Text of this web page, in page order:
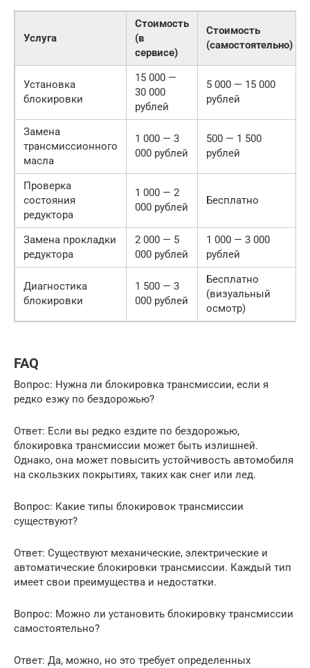
Услуга
Стоимость
(в
сервисе)
Стоимость
(самостоятельно)
Установка
блокировки
15 000 —
30 000
рублей
5 000 — 15 000
рублей
Замена
трансмиссионного
масла
1 000 — 3
000 рублей
500 — 1 500
рублей
Проверка
состояния
редуктора
1 000 — 2
000 рублей
Бесплатно
Замена прокладки
редуктора
2 000 — 5
000 рублей
1 000 — 3 000
рублей
Диагностика
блокировки
1 500 — 3
000 рублей
Бесплатно
(визуальный
осмотр)
FAQ
Вопрос: Нужна ли блокировка трансмиссии, если я
редко езжу по бездорожью?
Ответ: Если вы редко ездите по бездорожью,
блокировка трансмиссии может быть излишней.
Однако, она может повысить устойчивость автомобиля
на скользких покрытиях, таких как снег или лед.
Вопрос: Какие типы блокировок трансмиссии
существуют?
Ответ: Существуют механические, электрические и
автоматические блокировки трансмиссии. Каждый тип
имеет свои преимущества и недостатки.
Вопрос: Можно ли установить блокировку трансмиссии
самостоятельно?
Ответ: Да, можно, но это требует определенных